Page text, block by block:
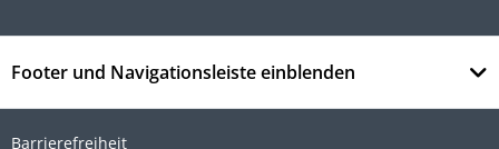
Footer und Navigationsleiste einblenden
Barrierefreiheit